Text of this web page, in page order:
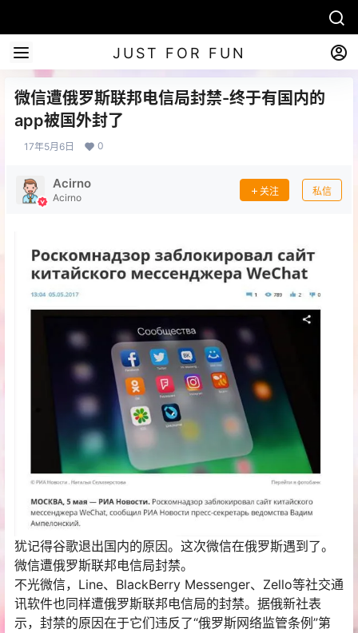
JUST FOR FUN
微信遭俄罗斯联邦电信局封禁-终于有国内的
app被国外封了
17年5月6日 0
Acirno
Acirno
关注 私信
犹记得谷歌退出国内的原因。这次微信在俄罗斯遇到了。
微信遭俄罗斯联邦电信局封禁。
不光微信，Line、BlackBerry Messenger、Zello等社交通
讯软件也同样遭俄罗斯联邦电信局的封禁。据俄新社表
示，封禁的原因在于它们违反了“俄罗斯网络监管条例”第